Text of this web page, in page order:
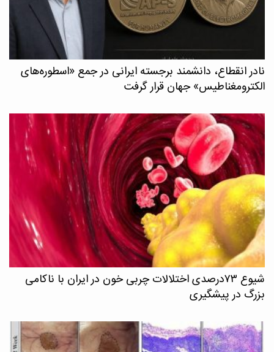
نادر انقطاع، دانشمند برجسته ایرانی در جمع «اسطوره‌های
الکترومغناطیس» جهان قرار گرفت
شیوع ۷۳درصدی اختلالات چربی خون در ایران با ناکامی
بزرگ در پیشگیری